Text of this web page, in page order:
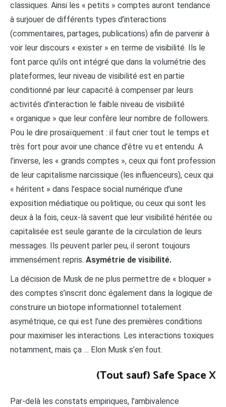
classiques. Ainsi les « petits » comptes auront tendance
à surjouer de différents types d’interactions
(commentaires, partages, publications) afin de parvenir à
voir leur discours « exister » en terme de visibilité. Ils le
font parce qu’ils ont intégré que dans la volumétrie des
plateformes, leur niveau de visibilité est en partie
conditionné par leur capacité à compenser par leurs
activités d’interaction le faible niveau de visibilité
« organique » que leur confère leur nombre de followers.
Pou le dire prosaïquement : il faut crier tout le temps et
très fort pour avoir une chance d’être vu et entendu. A
l’inverse, les « grands comptes », ceux qui font profession
de leur capitalisme narcissique (les influenceurs), ceux qui
« héritent » dans l’espace social numérique d’une
exposition médiatique ou politique, ou ceux qui sont les
deux à la fois, ceux-là savent que leur visibilité héritée ou
capitalisée est seule garante de la circulation de leurs
messages. Ils peuvent parler peu, il seront toujours
immensément repris. Asymétrie de visibilité.
La décision de Musk de ne plus permettre de « bloquer »
des comptes s’inscrit donc également dans la logique de
construire un biotope informationnel totalement
asymétrique, ce qui est l’une des premières conditions
pour maximiser les interactions. Les interactions toxiques
notamment, mais ça … Elon Musk s’en fout.
(Tout sauf) Safe Space X
Par-delà les constats empiriques, l’ambivalence